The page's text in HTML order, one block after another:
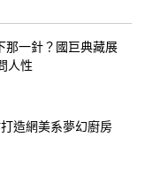
那一針？國巨典藏展
人性
造網美系夢幻廚房